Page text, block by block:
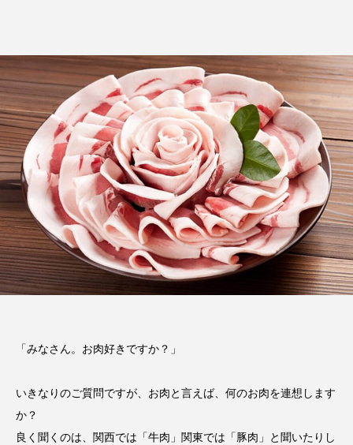
「みなさん。お肉好きですか？」
いきなりのご質問ですが、お肉と言えば、何のお肉を連想します
か？
良く聞くのは、関西では「牛肉」関東では「豚肉」と聞いたりし